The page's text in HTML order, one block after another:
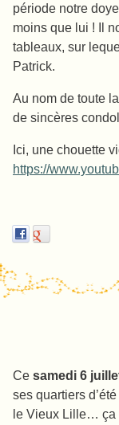
période notre
moins que lui ! Il
tableaux, sur
Patrick.
Au nom de toute
de sincères
Ici, une chouette
https://
Ce samedi 6
ses quartiers
le Vieux Lille… ça